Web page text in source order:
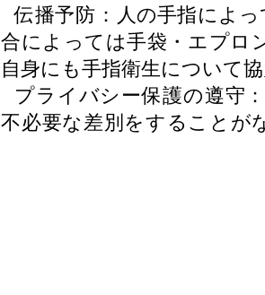
伝播予防： 人の手指によ
合によっては手袋・エプロ
自身にも手指衛生について
プライバシー保護の遵守
不必要な差別をすることが